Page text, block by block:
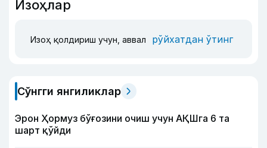
Изоҳлар
Изоҳ қолдириш учун, аввал рўйхатдан ўтинг
Сўнгги янгиликлар
Эрон Ҳормуз бўғозини очиш учун АҚШга 6 та
шарт қўйди